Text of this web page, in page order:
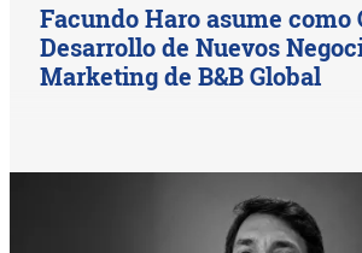
Facundo Haro asume como
Desarrollo de Nuevos
Marketing de B&B Global